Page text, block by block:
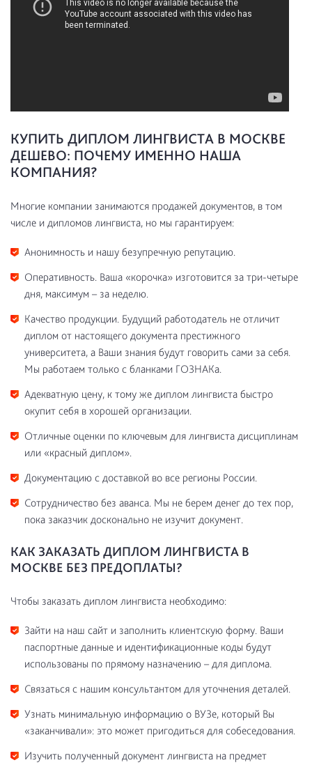
КУПИТЬ ДИПЛОМ ЛИНГВИСТА В МОСКВЕ
ДЕШЕВО: ПОЧЕМУ ИМЕННО НАША
КОМПАНИЯ?
Многие компании занимаются продажей документов, в том
числе и дипломов лингвиста, но мы гарантируем:
Анонимность и нашу безупречную репутацию.
Оперативность. Ваша «корочка» изготовится за три-четыре
дня, максимум – за неделю.
Качество продукции. Будущий работодатель не отличит
диплом от настоящего документа престижного
университета, а Ваши знания будут говорить сами за себя.
Мы работаем только с бланками ГОЗНАКа.
Адекватную цену, к тому же диплом лингвиста быстро
окупит себя в хорошей организации.
Отличные оценки по ключевым для лингвиста дисциплинам
или «красный диплом».
Документацию с доставкой во все регионы России.
Сотрудничество без аванса. Мы не берем денег до тех пор,
пока заказчик досконально не изучит документ.
КАК ЗАКАЗАТЬ ДИПЛОМ ЛИНГВИСТА В
МОСКВЕ БЕЗ ПРЕДОПЛАТЫ?
Чтобы заказать диплом лингвиста необходимо:
Зайти на наш сайт и заполнить клиентскую форму. Ваши
паспортные данные и идентификационные коды будут
использованы по прямому назначению – для диплома.
Связаться с нашим консультантом для уточнения деталей.
Узнать минимальную информацию о ВУЗе, который Вы
«заканчивали»: это может пригодиться для собеседования.
Изучить полученный документ лингвиста на предмет